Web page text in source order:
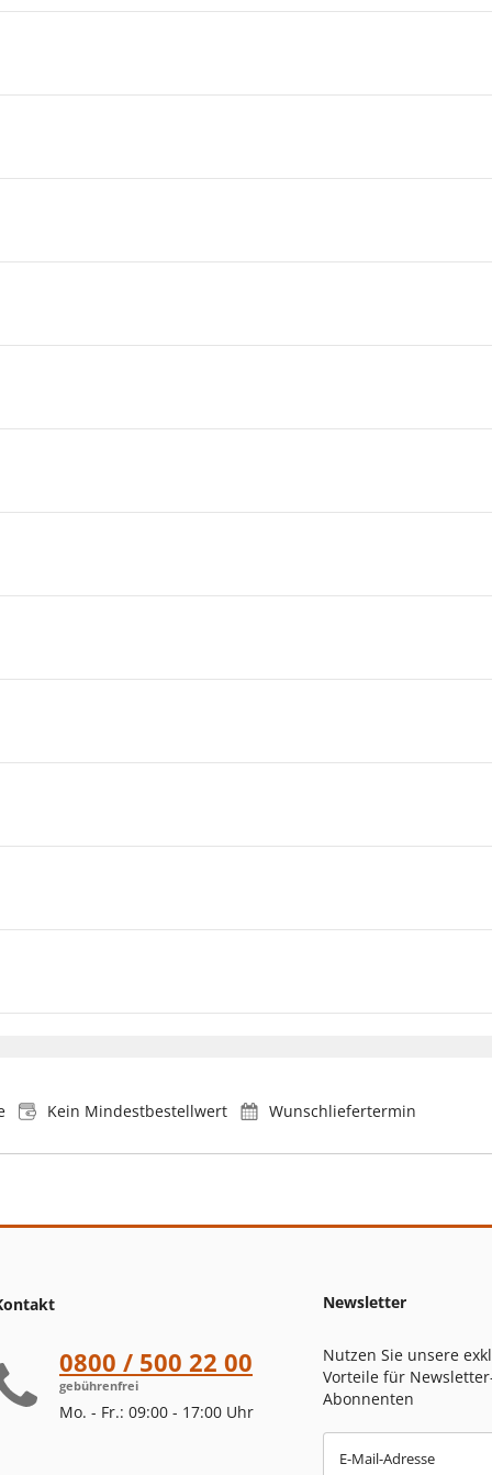
Kein Mindestbestellwert Wunschliefertermin
0800 / 500 22 00
gebührenfrei
Mo. - Fr.: 09:00 - 17:00 Uhr
Newsletter
Nutzen Sie unsere
Vorteile für
Abonnenten
E-Mail-Adresse